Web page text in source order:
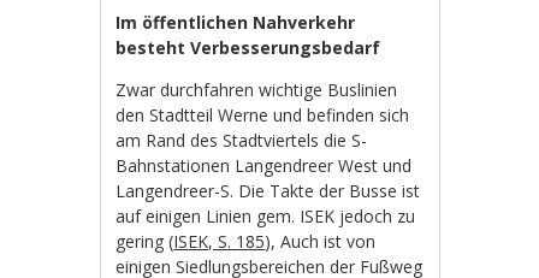
Im öffentlichen Nahverkehr
besteht Verbesserungsbedarf
Zwar durchfahren wichtige Buslinien
den Stadtteil Werne und befinden sich
am Rand des Stadtviertels die S-
Bahnstationen Langendreer West und
Langendreer-S. Die Takte der Busse ist
auf einigen Linien gem. ISEK jedoch zu
gering (ISEK, S. 185), Auch ist von
einigen Siedlungsbereichen der Fußweg